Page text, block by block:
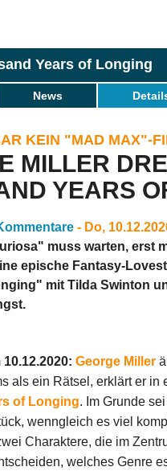
Years of Longing
News
KEIN "MAD MAX"-
MILLER
YEARS
- Do,
muss warten, erst
epische Fantasy-
mit Tilda Swinton
George Miller
als ein Rätsel, erklärt er in
of Longing. Im Grunde
wenngleich es viel
Charaktere, die im
welches Genre